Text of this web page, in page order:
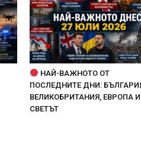
НАЙ-ВАЖНОТО ОТ
ПОСЛЕДНИТЕ ДНИ:
ВЕЛИКОБРИТАНИЯ, ЕВРОПА И
СВЕТЪТ